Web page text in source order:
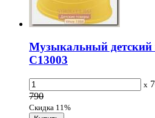
Музыкальный
С13003
x
790
Скидка 11%